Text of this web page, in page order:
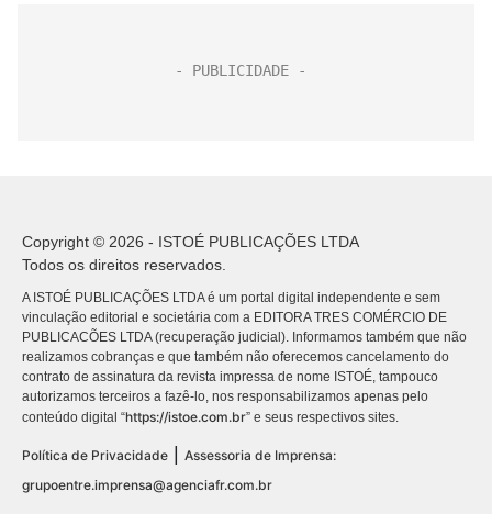
Copyright © 2026 - ISTOÉ PUBLICAÇÕES LTDA
Todos os direitos reservados.
A ISTOÉ PUBLICAÇÕES LTDA é um portal digital independente e sem
vinculação editorial e societária com a EDITORA TRES COMÉRCIO DE
PUBLICACÕES LTDA (recuperação judicial). Informamos também que não
realizamos cobranças e que também não oferecemos cancelamento do
contrato de assinatura da revista impressa de nome ISTOÉ, tampouco
autorizamos terceiros a fazê-lo, nos responsabilizamos apenas pelo
conteúdo digital “https://istoe.com.br” e seus respectivos sites.
Política de Privacidade
Assessoria de Imprensa:
grupoentre.imprensa@agenciafr.com.br